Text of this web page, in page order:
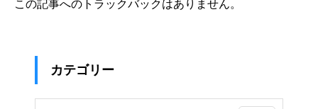
この記事へのトラックバックはありません。
カテゴリー